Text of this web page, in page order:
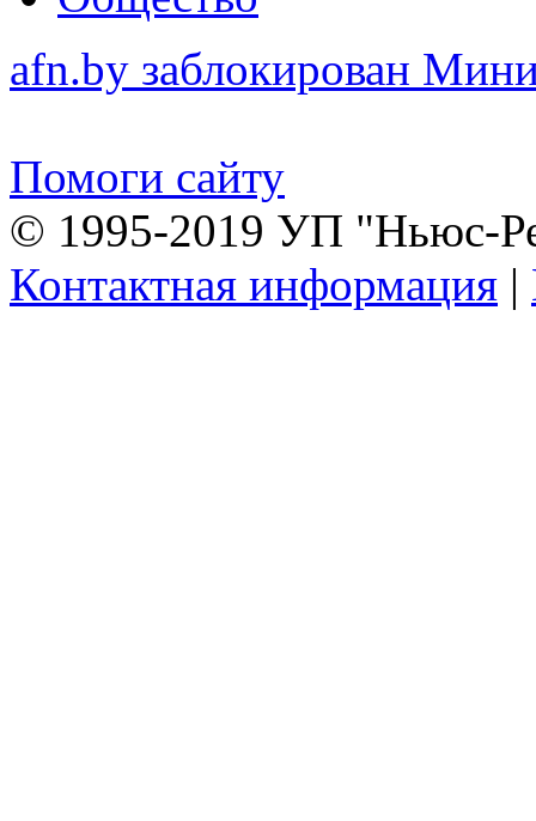
afn.by заблокирован
Помоги сайту
© 1995-2019 УП "Ньюс-
Контактная информация |